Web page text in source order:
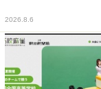
2026.8.6